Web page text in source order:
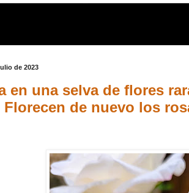
de 2023
en una selva de flores
Florecen de nuevo los